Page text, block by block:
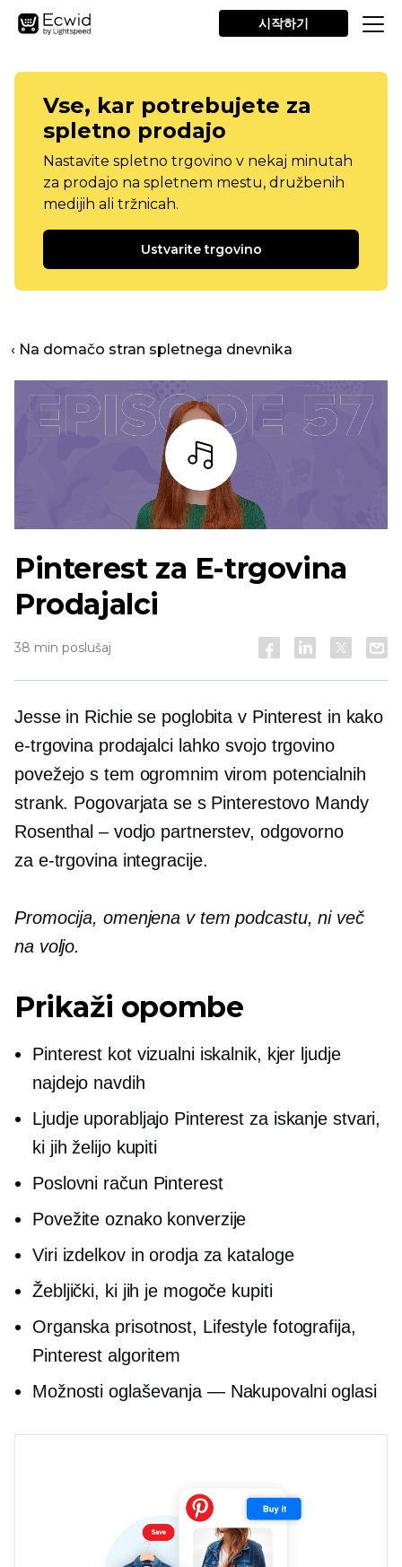
시작하기
Vse, kar potrebujete za
spletno prodajo
Nastavite spletno trgovino v nekaj minutah
za prodajo na spletnem mestu, družbenih
medijih ali tržnicah.
Ustvarite trgovino
‹ Na domačo stran spletnega dnevnika
Bar
Pinterest za E-trgovina
Prodajalci
38 min poslušaj
Jesse in Richie se poglobita v Pinterest in kako
e-trgovina prodajalci lahko svojo trgovino
povežejo s tem ogromnim virom potencialnih
strank. Pogovarjata se s Pinterestovo Mandy
Rosenthal – vodjo partnerstev, odgovorno
za e-trgovinaintegracije.
Promocija, omenjena v tem podcastu, ni več
na voljo.
Prikaži opombe
Pinterest kot vizualni iskalnik, kjer ljudje
najdejo navdih
Ljudje uporabljajo Pinterest za iskanje stvari,
ki jih želijo kupiti
Poslovni račun Pinterest
Povežite oznako konverzije
Viri izdelkov in orodja za kataloge
Žebljički, ki jih je mogoče kupiti
Organska prisotnost, Lifestyle fotografija,
Pinterest algoritem
Možnosti oglaševanja — Nakupovalni oglasi